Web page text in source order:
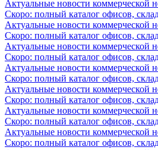
Актуальные новости коммерческой
Скоро: полный каталог офисов,
Актуальные новости коммерческой
Скоро: полный каталог офисов,
Актуальные новости коммерческой
Скоро: полный каталог офисов,
Актуальные новости коммерческой
Скоро: полный каталог офисов,
Актуальные новости коммерческой
Скоро: полный каталог офисов,
Актуальные новости коммерческой
Скоро: полный каталог офисов,
Актуальные новости коммерческой
Скоро: полный каталог офисов,